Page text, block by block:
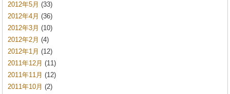
2012年5月 (33)
2012年4月 (36)
2012年3月 (10)
2012年2月 (4)
2012年1月 (12)
2011年12月 (11)
2011年11月 (12)
2011年10月 (2)